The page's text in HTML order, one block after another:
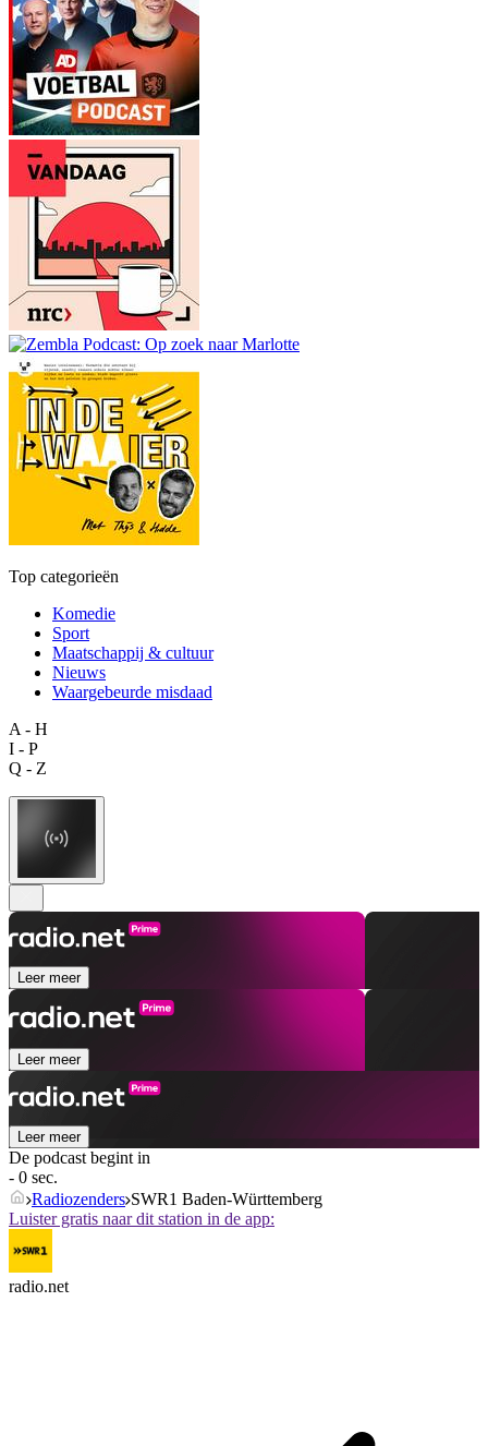
Top categorieën
Komedie
Sport
Maatschappij & cultuur
Nieuws
Waargebeurde misdaad
A - H
I - P
Q - Z
Leer meer
Leer meer
Leer meer
De podcast begint in
- 0 sec.
Radiozenders SWR1 Baden-Württemberg
Luister gratis naar dit station in de app:
radio.net